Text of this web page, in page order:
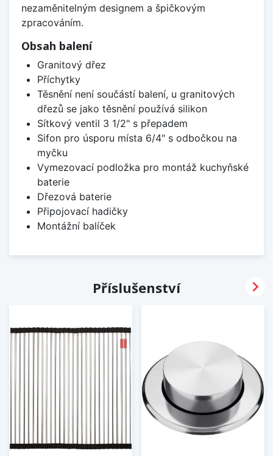
nezaměnitelným designem a špičkovým
zpracováním.
Obsah balení
Granitový dřez
Příchytky
Těsnění není součástí balení, u granitových
dřezů se jako těsnění používá silikon
Sítkový ventil 3 1/2" s přepadem
Sifon pro úsporu místa 6/4" s odbočkou na
myčku
Vymezovací podložka pro montáž kuchyňské
baterie
Dřezová baterie
Připojovací hadičky
Montážní balíček
Příslušenství 